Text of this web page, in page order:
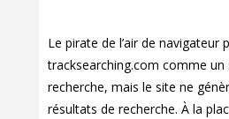
Le pirate de l’air de navigateur
tracksearching.com comme un
recherche, mais le site ne
résultats de recherche. À la